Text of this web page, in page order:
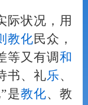
际状况，用
教化民众，
等又有调和
书、礼乐、
是教化、教